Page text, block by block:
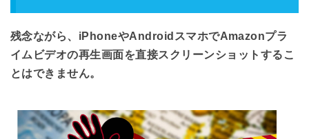
残念ながら、iPhoneやAndroidスマホでAmazonプラ
イムビデオの再生画面を直接スクリーンショットするこ
とはできません。